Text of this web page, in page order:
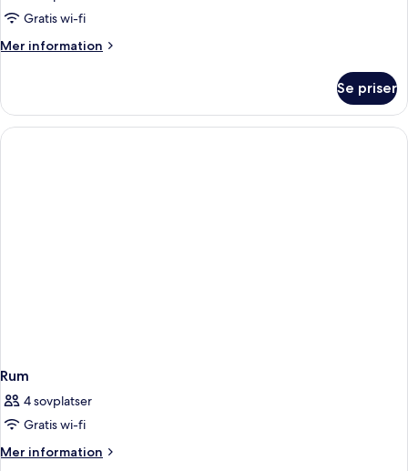
Gratis wi-fi
Mer information
Mer
Se priser
Rum
4 sovplatser
Gratis wi-fi
Mer information
Mer